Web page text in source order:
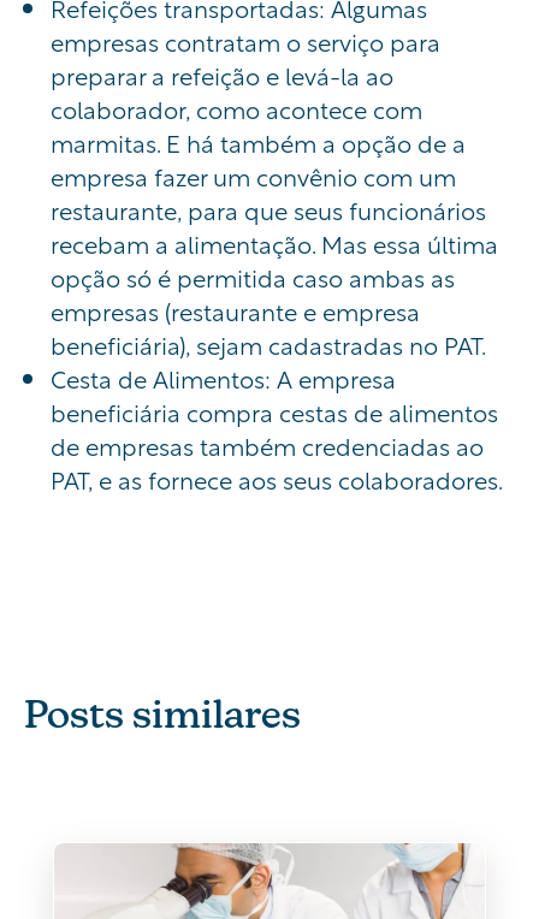
empresas contratam o serviço para
preparar a refeição e levá-la ao
colaborador, como acontece com
marmitas. E há também a opção de a
empresa fazer um convênio com um
restaurante, para que seus funcionários
recebam a alimentação. Mas essa última
opção só é permitida caso ambas as
empresas (restaurante e empresa
beneficiária), sejam cadastradas no PAT.
Cesta de Alimentos: A empresa
beneficiária compra cestas de alimentos
de empresas também credenciadas ao
PAT, e as fornece aos seus colaboradores.
Posts similares